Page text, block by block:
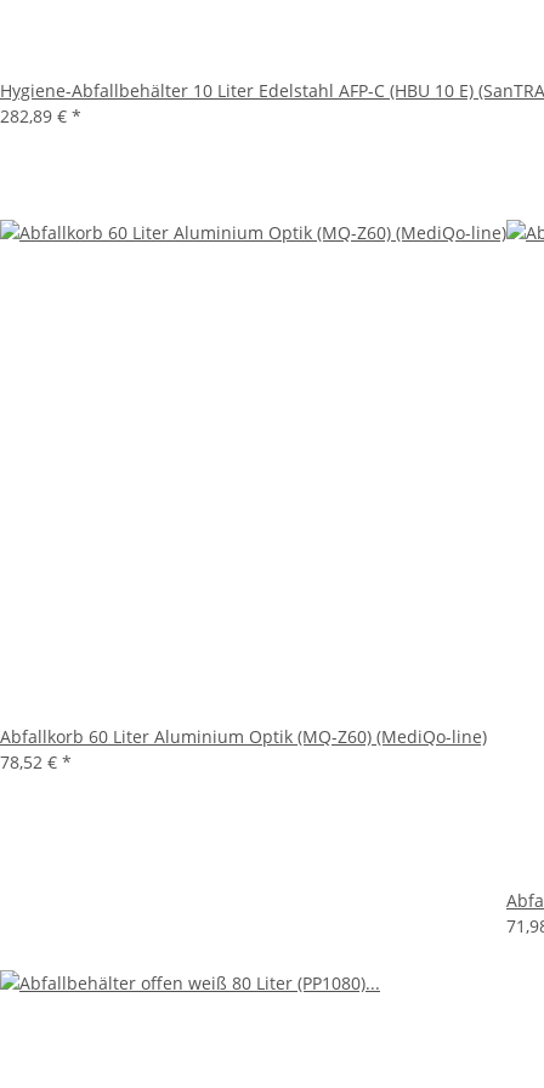
Hygiene-Abfallbehälter 10 Liter Edelstahl AFP-C (HBU 10 E)
282,89 € *
Abfallkorb 60 Liter Aluminium Optik (MQ-Z60) (MediQo-line)
78,52 € *